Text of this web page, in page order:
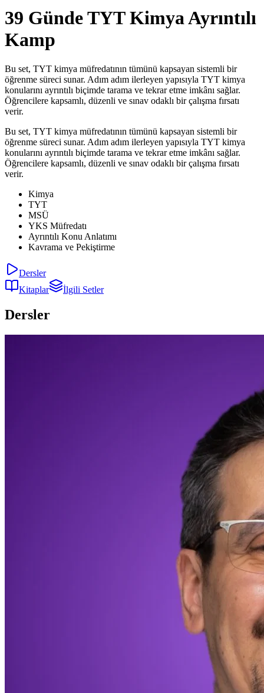
39 Günde TYT Kimya Ayrıntılı
Kamp
Bu set, TYT kimya müfredatının tümünü kapsayan sistemli bir
öğrenme süreci sunar. Adım adım ilerleyen yapısıyla TYT kimya
konularını ayrıntılı biçimde tarama ve tekrar etme imkânı sağlar.
Öğrencilere kapsamlı, düzenli ve sınav odaklı bir çalışma fırsatı
verir.
Bu set, TYT kimya müfredatının tümünü kapsayan sistemli bir
öğrenme süreci sunar. Adım adım ilerleyen yapısıyla TYT kimya
konularını ayrıntılı biçimde tarama ve tekrar etme imkânı sağlar.
Öğrencilere kapsamlı, düzenli ve sınav odaklı bir çalışma fırsatı
verir.
Kimya
TYT
MSÜ
YKS Müfredatı
Ayrıntılı Konu Anlatımı
Kavrama ve Pekiştirme
Dersler
Kitaplar
İlgili Setler
Dersler